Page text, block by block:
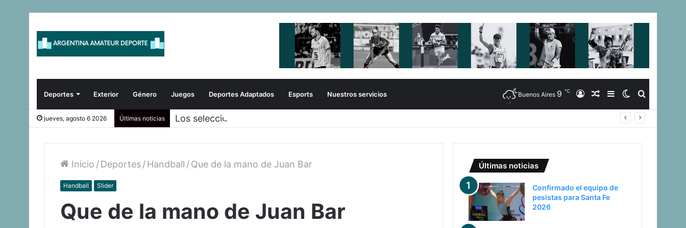
Deportes Exterior Género Juegos Deportes Adaptados Esports Nuestros servicios Buscar
Switch
skin
Barra
Lateral
Artículo
Aleatorio
Iniciar
Buenos Aires 9 ℃
jueves, agosto 6 2026 Últimas noticias Los seleccionados de sóftbol tienen los convocados para los Juegos Suramericanos 2026
Inicio /Deportes/Handball /Que de la mano de Juan Bar
Handball Slider
Que de la mano de Juan Bar
Últimas noticias
Confirmado el equipo de
pesistas para Santa Fe
2026